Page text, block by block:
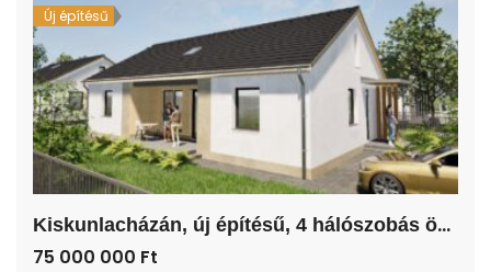
Új építésű
K
iskunlacházán, új építésű, 4 hálószobás önálló családi ház!
75 000 000 Ft